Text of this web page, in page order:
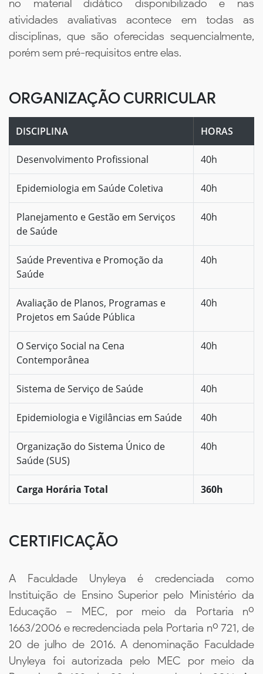
no material didático disponibilizado e nas
atividades avaliativas acontece em todas as
disciplinas, que são oferecidas sequencialmente,
porém sem pré-requisitos entre elas.
ORGANIZAÇÃO CURRICULAR
DISCIPLINA HORAS
Desenvolvimento Profissional 40h
Epidemiologia em Saúde Coletiva 40h
Planejamento e Gestão em Serviços
de Saúde
40h
Saúde Preventiva e Promoção da
Saúde
40h
Avaliação de Planos, Programas e
Projetos em Saúde Pública
40h
O Serviço Social na Cena
Contemporânea
40h
Sistema de Serviço de Saúde 40h
Epidemiologia e Vigilâncias em Saúde 40h
Organização do Sistema Único de
Saúde (SUS)
40h
Carga Horária Total 360h
CERTIFICAÇÃO
A Faculdade Unyleya é credenciada como
Instituição de Ensino Superior pelo Ministério da
Educação – MEC, por meio da Portaria nº
1663/2006 e recredenciada pela Portaria nº 721, de
20 de julho de 2016. A denominação Faculdade
Unyleya foi autorizada pelo MEC por meio da